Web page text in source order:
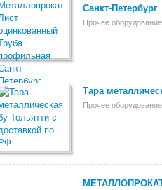
Санкт-Петербург
Прочее
Тара
Прочее